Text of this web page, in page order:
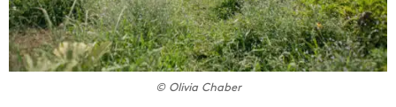
© Olivia Chaber